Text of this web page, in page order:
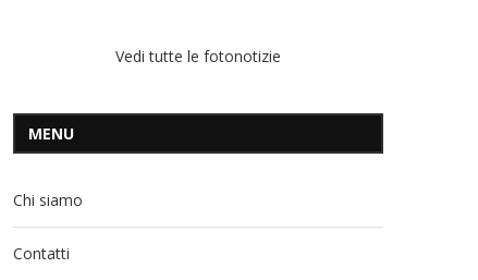
Vedi tutte le fotonotizie
MENU
Chi siamo
Contatti